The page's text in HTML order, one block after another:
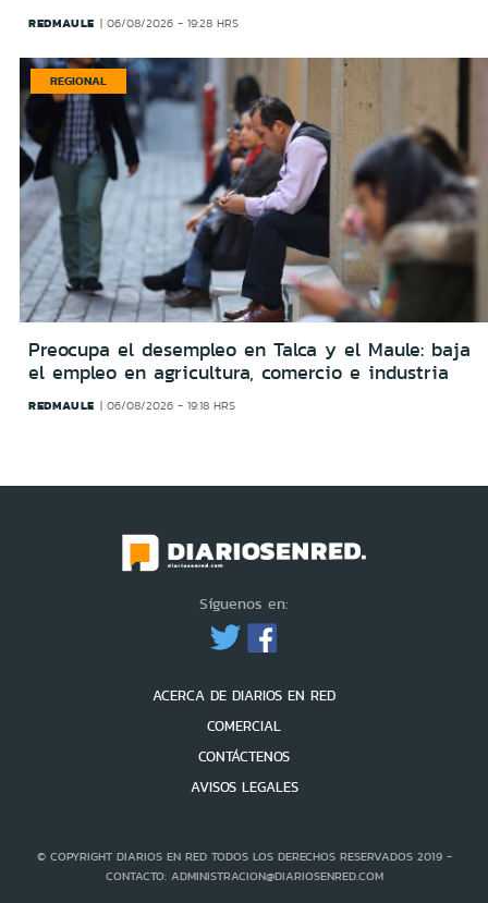
REDMAULE 06/08/2026 - 19:28 HRS
REGIONAL
Preocupa el desempleo en Talca y el Maule: baja
el empleo en agricultura, comercio e industria
REDMAULE 06/08/2026 - 19:18 HRS
Síguenos en:
ACERCA DE DIARIOS EN RED
COMERCIAL
CONTÁCTENOS
AVISOS LEGALES
© COPYRIGHT DIARIOS EN RED TODOS LOS DERECHOS RESERVADOS 2019 -
CONTACTO: ADMINISTRACION@DIARIOSENRED.COM